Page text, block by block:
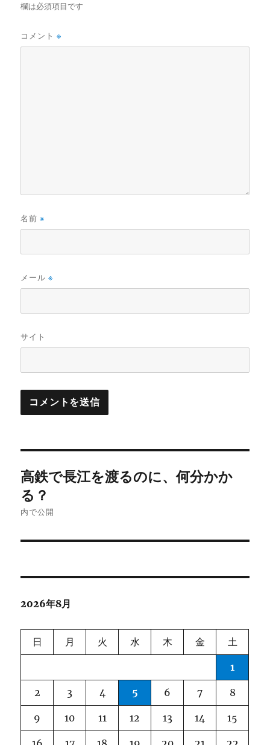
欄は必須項目です
コメント※
名前※
メール※
サイト
稿
ナ
ビ
ョ
高鉄で長江を渡るのに、何分かか
る？
内で公開
2026年8月
日 月 火 水 木 金 土
1
2 3 4 5 6 7 8
9 10 11 12 13 14 15